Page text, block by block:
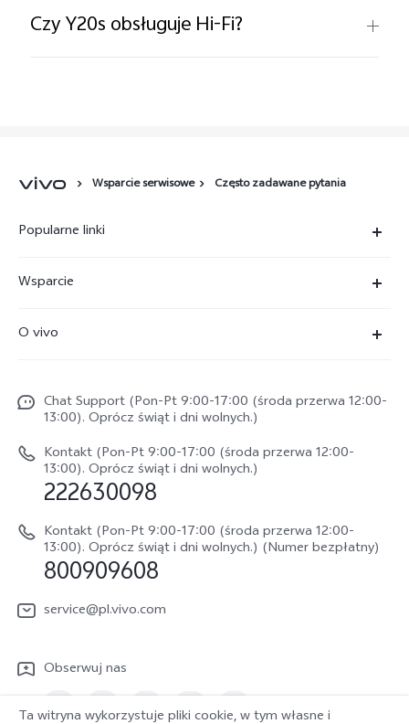
Czy Y20s obsługuje Hi-Fi?
Wsparcie serwisowe Często zadawane pytania
Popularne linki
X300 FE
V70
V70 FE
vivo Buds Air3
Wsparcie
Funtouch OS
Weryfikacja IMEI
Instrukcja obsługi
Aktualizacja oprogramowania
Dziennik aktualizacji
Sprawdź koszt naprawy
Wyślij Do Naprawy
Polityka gwarancyjna
O vivo
Życie w vivo
Netykieta vivo
Informacje prawne
O nas
Zrównoważony rozwój
Chat Support (Pon-Pt 9:00-17:00 (środa przerwa 12:00-
13:00). Oprócz świąt i dni wolnych.)
Kontakt (Pon-Pt 9:00-17:00 (środa przerwa 12:00-
13:00). Oprócz świąt i dni wolnych.)
222630098
Kontakt (Pon-Pt 9:00-17:00 (środa przerwa 12:00-
13:00). Oprócz świąt i dni wolnych.) (Numer bezpłatny)
800909608
service@pl.vivo.com
Obserwuj nas
Ta witryna wykorzystuje pliki cookie, w tym własne i